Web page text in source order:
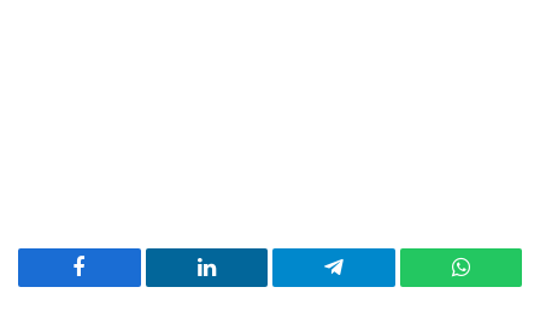
Facebook LinkedIn Telegram